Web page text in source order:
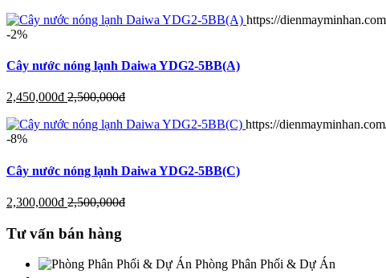
https://
-2%
Cây nước nóng lạnh Daiwa YDG2-5BB(A)
2,450,000đ 2,500,000đ
https://
-8%
Cây nước nóng lạnh Daiwa YDG2-5BB(C)
2,300,000đ 2,500,000đ
Tư vấn bán hàng
Phòng Phân Phối & Dự Án